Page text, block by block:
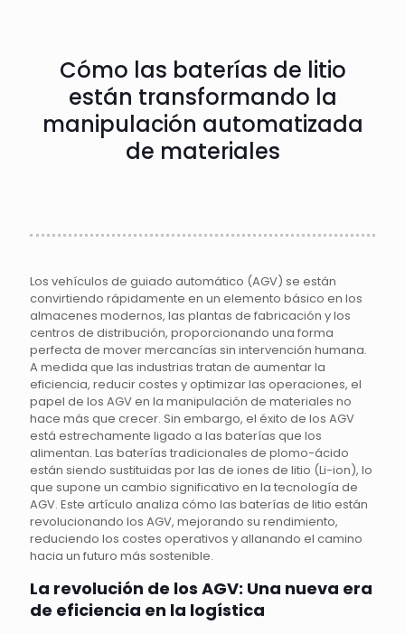
Cómo las baterías de litio
están transformando la
manipulación automatizada
de materiales
Los vehículos de guiado automático (AGV) se están
convirtiendo rápidamente en un elemento básico en los
almacenes modernos, las plantas de fabricación y los
centros de distribución, proporcionando una forma
perfecta de mover mercancías sin intervención humana.
A medida que las industrias tratan de aumentar la
eficiencia, reducir costes y optimizar las operaciones, el
papel de los AGV en la manipulación de materiales no
hace más que crecer. Sin embargo, el éxito de los AGV
está estrechamente ligado a las baterías que los
alimentan. Las baterías tradicionales de plomo-ácido
están siendo sustituidas por las de iones de litio (Li-ion), lo
que supone un cambio significativo en la tecnología de
AGV. Este artículo analiza cómo las baterías de litio están
revolucionando los AGV, mejorando su rendimiento,
reduciendo los costes operativos y allanando el camino
hacia un futuro más sostenible.
La revolución de los AGV: Una nueva era
de eficiencia en la logística